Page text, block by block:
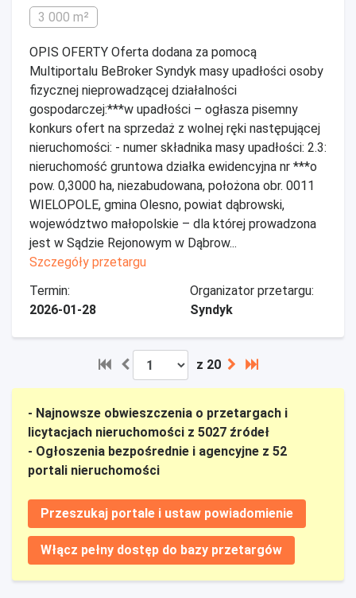
3 000 m²
OPIS OFERTY Oferta dodana za pomocą
Multiportalu BeBroker Syndyk masy upadłości osoby
fizycznej nieprowadzącej działalności
gospodarczej:***w upadłości – ogłasza pisemny
konkurs ofert na sprzedaż z wolnej ręki następującej
nieruchomości: - numer składnika masy upadłości: 2.3:
nieruchomość gruntowa działka ewidencyjna nr ***o
pow. 0,3000 ha, niezabudowana, położona obr. 0011
WIELOPOLE, gmina Olesno, powiat dąbrowski,
województwo małopolskie – dla której prowadzona
jest w Sądzie Rejonowym w Dąbrow...
Szczegóły przetargu
Termin:
2026-01-28
Organizator przetargu:
Syndyk
z 20
- Najnowsze obwieszczenia o przetargach i
licytacjach nieruchomości z 5027 źródeł
- Ogłoszenia bezpośrednie i agencyjne z 52
portali nieruchomości
Przeszukaj portale i ustaw powiadomienie
Włącz pełny dostęp do bazy przetargów